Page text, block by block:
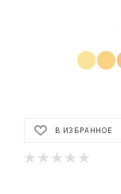
В ИЗБРАННОЕ